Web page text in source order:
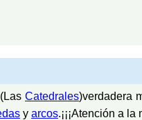
Catedrales)verdadera
y arcos.¡¡¡Atención a